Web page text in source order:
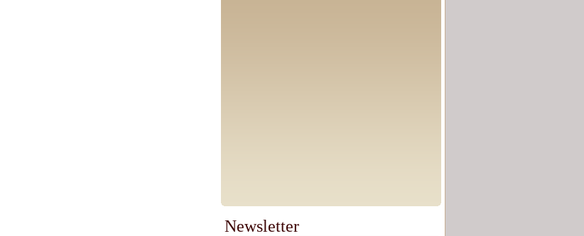
Newsletter